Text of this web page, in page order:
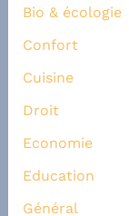
Bio & écologie
Confort
Cuisine
Droit
Economie
Education
Général